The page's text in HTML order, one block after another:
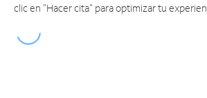
clic en "Hacer cita" para optimizar tu